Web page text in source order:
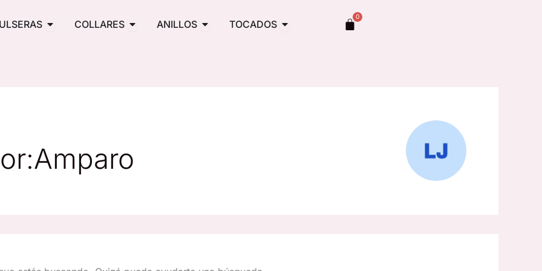
Abrir PULSERAS
COLLARES Abrir COLLARES
ANILLOS Abrir ANILLOS
TOCADOS Abrir TOCADOS 0
Carrito